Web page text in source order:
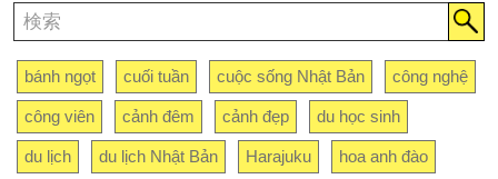
bánh ngọt cuối tuần cuộc sống Nhật Bản công nghệ
công viên cảnh đêm cảnh đẹp du học sinh
du lịch du lịch Nhật Bản Harajuku hoa anh đào